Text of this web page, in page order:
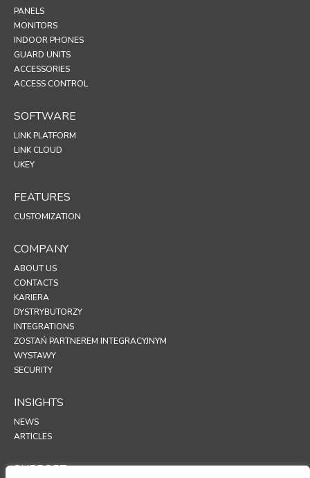
PANELS
MONITORS
INDOOR PHONES
GUARD UNITS
ACCESSORIES
ACCESS CONTROL
SOFTWARE
LINK PLATFORM
LINK CLOUD
UKEY
FEATURES
CUSTOMIZATION
COMPANY
ABOUT US
CONTACTS
KARIERA
DYSTRYBUTORZY
INTEGRATIONS
ZOSTAŃ PARTNEREM INTEGRACYJNYM
WYSTAWY
SECURITY
INSIGHTS
NEWS
ARTICLES
SUPPORT